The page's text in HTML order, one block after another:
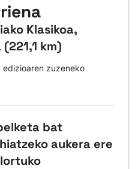
Klasikoa,
km)
edizioaren zuzeneko
bat
aukera ere